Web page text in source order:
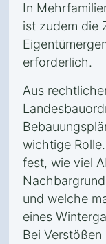
In
ist zudem die
erforderlich.
Aus
wichtige
fest, wie viel
und welche
eines
Bei